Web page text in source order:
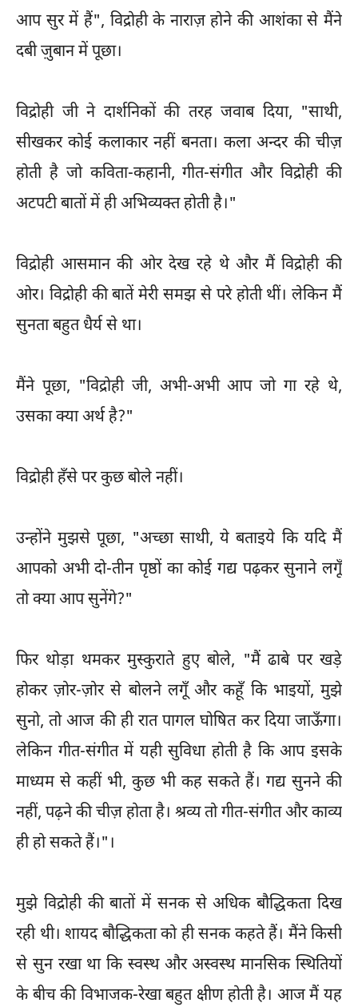
आप सुर में हैं", विद्रोही के नाराज़ होने की आशंका से मैंने
दबी ज़ुबान में पूछा।
विद्रोही जी ने दार्शनिकों की तरह जवाब दिया, "साथी,
सीखकर कोई कलाकार नहीं बनता। कला अन्दर की चीज़
होती है जो कविता-कहानी, गीत-संगीत और विद्रोही की
अटपटी बातों में ही अभिव्यक्त होती है।"
विद्रोही आसमान की ओर देख रहे थे और मैं विद्रोही की
ओर। विद्रोही की बातें मेरी समझ से परे होती थीं। लेकिन मैं
सुनता बहुत धैर्य से था।
मैंने पूछा, "विद्रोही जी, अभी-अभी आप जो गा रहे थे,
उसका क्या अर्थ है?"
विद्रोही हँसे पर कुछ बोले नहीं।
उन्होंने मुझसे पूछा, "अच्छा साथी, ये बताइये कि यदि मैं
आपको अभी दो-तीन पृष्ठों का कोई गद्य पढ़कर सुनाने लगूँ
तो क्या आप सुनेंगे?"
फिर थोड़ा थमकर मुस्कुराते हुए बोले, "मैं ढाबे पर खड़े
होकर ज़ोर-ज़ोर से बोलने लगूँ और कहूँ कि भाइयों, मुझे
सुनो, तो आज की ही रात पागल घोषित कर दिया जाऊँगा।
लेकिन गीत-संगीत में यही सुविधा होती है कि आप इसके
माध्यम से कहीं भी, कुछ भी कह सकते हैं। गद्य सुनने की
नहीं, पढ़ने की चीज़ होता है। श्रव्य तो गीत-संगीत और काव्य
ही हो सकते हैं।"।
मुझे विद्रोही की बातों में सनक से अधिक बौद्धिकता दिख
रही थी। शायद बौद्धिकता को ही सनक कहते हैं। मैंने किसी
से सुन रखा था कि स्वस्थ और अस्वस्थ मानसिक स्थितियों
के बीच की विभाजक-रेखा बहुत क्षीण होती है। आज मैं यह